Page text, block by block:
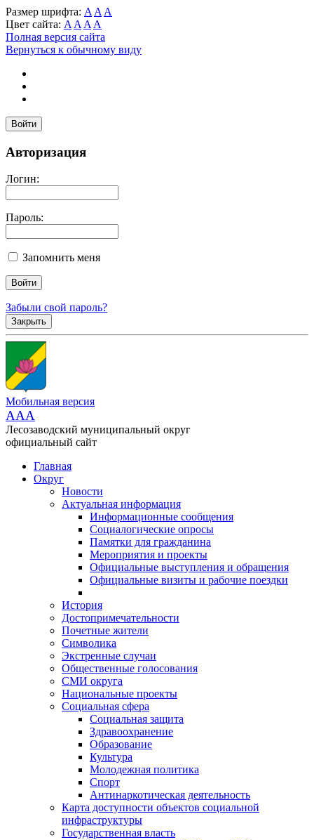
Размер шрифта: A A A
Цвет сайта: A A A A
Полная версия сайта
Вернуться к обычному виду
Войти
Авторизация
Логин:
Пароль:
Запомнить меня
Забыли свой пароль?
Закрыть
Мобильная версия
AAA
Лесозаводский муниципальный округ
официальный сайт
Главная
Округ
Новости
Актуальная информация
Информационные сообщения
Социалогические опросы
Памятки для гражданина
Мероприятия и проекты
Официальные выступления и обращения
Официальные визиты и рабочие поездки
История
Достопримечательности
Почетные жители
Символика
Экстренные случаи
Общественные голосования
СМИ округа
Национальные проекты
Социальная сфера
Социальная защита
Здравоохранение
Образование
Культура
Молодежная политика
Спорт
Антинаркотическая деятельность
Карта доступности объектов социальной
инфраструктуры
Государственная власть